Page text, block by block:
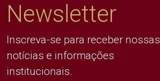
Newsletter
Inscreva-se para receber nossas
notícias e informações
institucionais.